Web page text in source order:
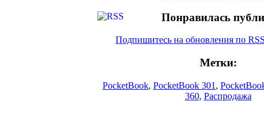
Понравилась
Подпишитесь на обновления по
Метки:
PocketBook, PocketBook 301 ,
360, Распродажа